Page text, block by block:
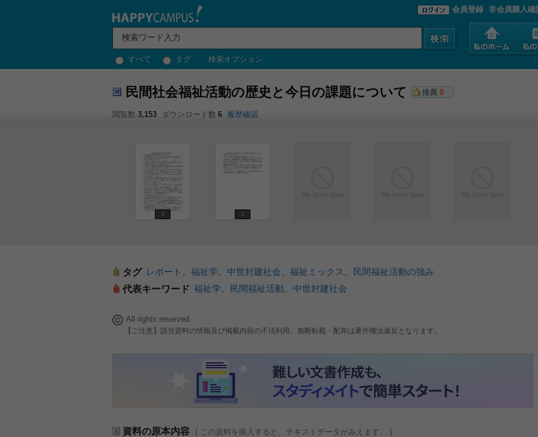
すべて タグ 検索オプション
会員登録 非会員購入確
民間社会福祉活動の歴史と今日の課題について 推薦 0
閲覧数 3,153 ダウンロード数 6 履歴確認
1 2
タグ レポート 福祉学 中世封建社会 福祉ミックス
民間福祉活動の強み
代表キーワード 福祉学 民間福祉活動 中世封建社会
All rights reserved.
【ご注意】該当資料の情報及び掲載内容の不法利用、無断転載・配布は著作権法違反となります。
資料の原本内容 ( この資料を購入すると、テキストデータがみえます。 )